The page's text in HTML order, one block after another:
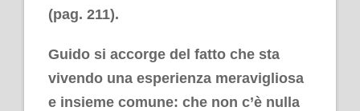
(pag. 211).
Guido si accorge del fatto che sta
vivendo una esperienza meravigliosa
e insieme comune: che non c’è nulla